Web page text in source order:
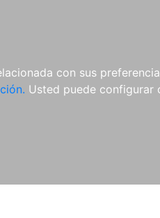
con sus
Usted puede configurar
MATERIAL
COMPLEMENTARIO